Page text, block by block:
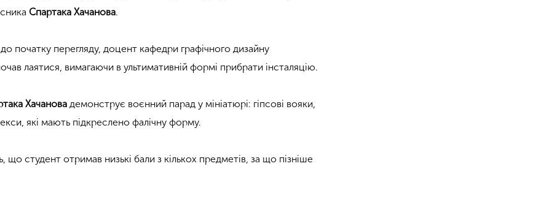
Спартака Хачанова.
початку перегляду, доцент кафедри графічного дизайну
лаятися, вимагаючи в ультимативній формі прибрати інсталяцію.
Хачанова демонструє воєнний парад у мініатюрі: гіпсові вояки,
які мають підкреслено фалічну форму.
що студент отримав низькі бали з кількох предметів, за що пізніше